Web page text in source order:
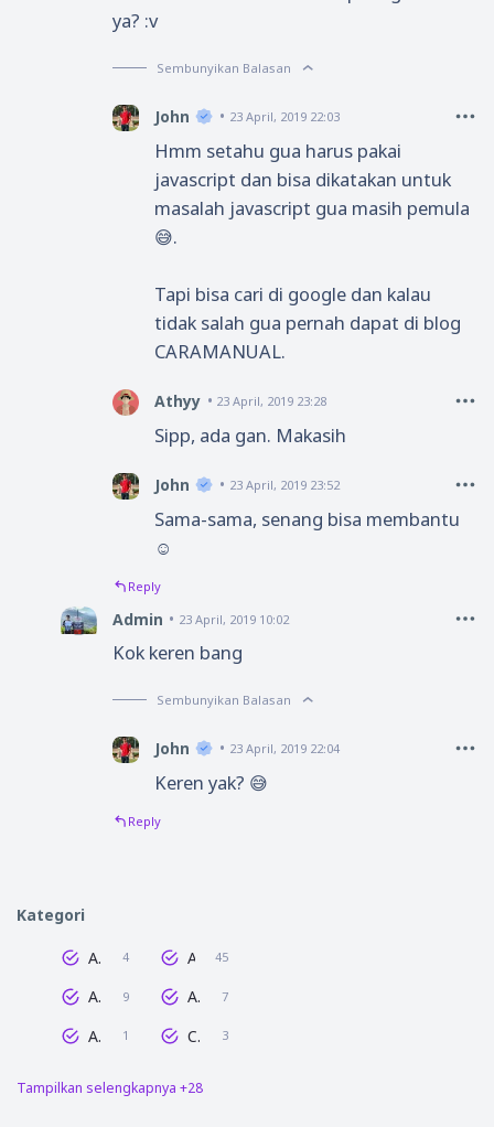
ya? :v
Sembunyikan Balasan
John 23 April, 2019 22:03
Hmm setahu gua harus pakai
javascript dan bisa dikatakan untuk
masalah javascript gua masih pemula
😅.
Tapi bisa cari di google dan kalau
tidak salah gua pernah dapat di blog
CARAMANUAL.
Athyy 23 April, 2019 23:28
Sipp, ada gan. Makasih
John 23 April, 2019 23:52
Sama-sama, senang bisa membantu
☺
Reply
Admin 23 April, 2019 10:02
Kok keren bang
Sembunyikan Balasan
John 23 April, 2019 22:04
Keren yak? 😅
Reply
Kategori
AdSense 4 45
Anime 9 Artis 7
Audio 1 Cerita 3
Dunia Blogging 47 Edit Gambar
Tampilkan selengkapnya +28